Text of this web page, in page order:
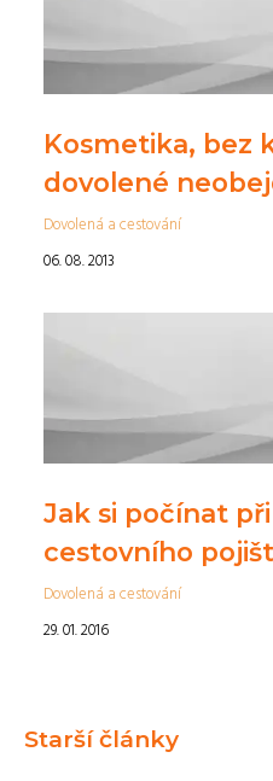
Kosmetika, bez
dovolené
Dovolená a cestování
06. 08. 2013
Jak si počínat
cestovního
Dovolená a cestování
29. 01. 2016
Starší články